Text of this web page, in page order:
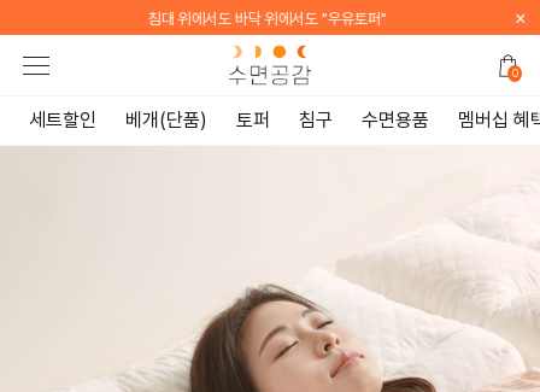
[WELCOME] 지금 가입하면 전 품목 10% 할인 쿠폰 증정 ×
0
세트할인 베개(단품) 토퍼 침구 수면용품 멤버십 혜